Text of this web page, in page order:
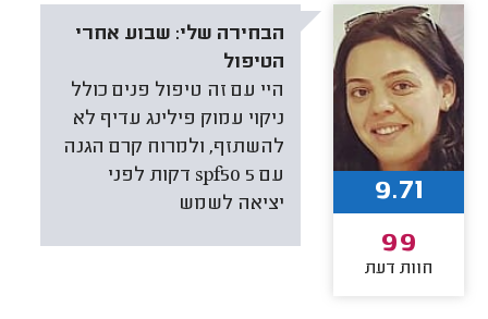
הבחירה שלי: שבוע אחרי
הטיפול
היי עם זה טיפול פנים כולל
ניקוי עמוק פילינג עדיף לא
להשתזף, ולמרוח קרם הגנה
עם spf50 5 דקות לפני
יציאה לשמש
9.71
99
חוות דעת